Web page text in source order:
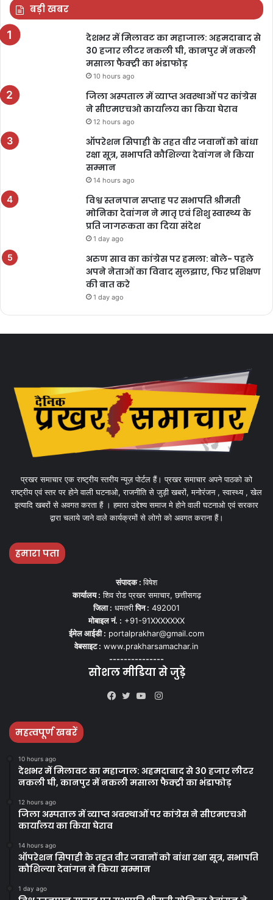
बड़ी खबर
देशभर में मिलावट का महाजाल: अहमदाबाद से
30 हजार लीटर नकली घी, कानपुर में नकली
मसाला फैक्ट्री का भंडाफोड़
10 hours ago
जिला अस्पताल में व्याप्त अवस्थाओं पर कांग्रेस
ने सीएमएचओ कार्यालय का किया घेराव
12 hours ago
ऑपरेशन सिपाही के तहत वीर जवानों को बांधा
रक्षा सूत्र, सभापति कौशिल्या देवांगन ने किया
सम्मान
14 hours ago
विश्व स्तनपान सप्ताह पर सभापति श्रीमती
मोनिका देवांगन ने मातृ एवं शिशु स्वास्थ्य के
प्रति जागरूकता का दिया संदेश
1 day ago
अरुण साव का कांग्रेस पर हमला: बोले- पहले
अपने नेताओं का विवाद सुलझाए, फिर प्रशिक्षण
की बात करे
1 day ago
प्रखर समाचार एक राष्ट्रीय स्तरीय न्यूज़ पोर्टल हैं। प्रखर समाचार अपने पाठको को
राष्ट्रीय एवं स्तर पर होने वाली घटनाओ, राजनीति से जुड़ी खबरों, मनोरंजन , स्वास्थ्य , खेल
इत्यादि खबरों से अवगत करता हैं । हमारा उद्देश्य समाज मे होने वाली घटनाओ एवं सरकार
द्वारा चलाये जाने वाले कार्यक्रमों से लोगो को अवगत कराना हैं।
हमारा पता
संपादक :विषेश
कार्यालय : शिव रोड प्रखर समाचार, छत्तीसगढ़
जिला : धमतरीपिन : 492001
मोबाइल नं. : +91-91XXXXXXX
ईमेल आईडी : portalprakhar@gmail.com
वेबसाइट : www.prakharsamachar.in
---------------
सोशल मीडिया से जुड़े
Instagram
महत्वपूर्ण खबरें
10 hours ago
देशभर में मिलावट का महाजाल: अहमदाबाद से 30 हजार लीटर
नकली घी, कानपुर में नकली मसाला फैक्ट्री का भंडाफोड़
12 hours ago
जिला अस्पताल में व्याप्त अवस्थाओं पर कांग्रेस ने सीएमएचओ
कार्यालय का किया घेराव
14 hours ago
ऑपरेशन सिपाही के तहत वीर जवानों को बांधा रक्षा सूत्र, सभापति
कौशिल्या देवांगन ने किया सम्मान
1 day ago